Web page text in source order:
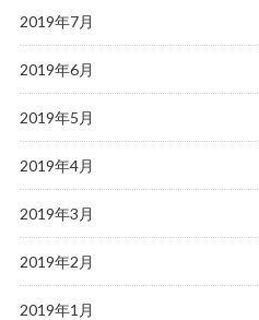
2019年7月
2019年6月
2019年5月
2019年4月
2019年3月
2019年2月
2019年1月